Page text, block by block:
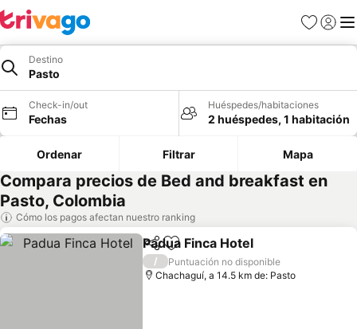
Favoritos
Iniciar
Destino
Pasto
Check-in/out
Fechas
Huéspedes/habitaciones
2 huéspedes, 1 habitación
Ordenar Filtrar Mapa
Compara precios de Bed and breakfast en
Pasto, Colombia
Cómo los pagos afectan nuestro ranking
CompartirAgregar a favoritos
Padua Finca Hotel
/
Puntuación no disponible
Chachaguí, a 14.5 km de: Pasto